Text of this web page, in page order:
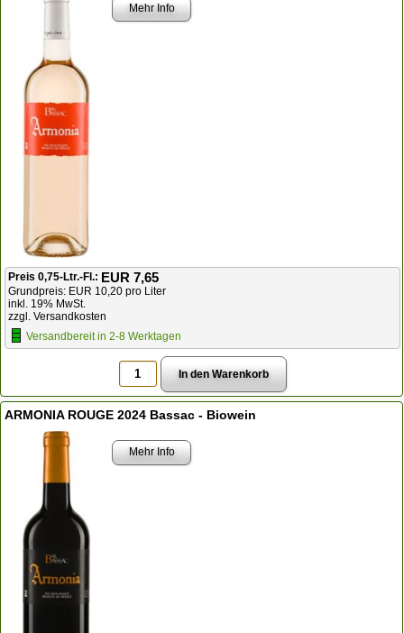
Mehr Info
Preis 0,75-Ltr.-Fl.: EUR 7,65
Grundpreis: EUR 10,20 pro Liter
inkl. 19% MwSt.
zzgl. Versandkosten
Versandbereit in 2-8 Werktagen
ARMONIA ROUGE 2024 Bassac - Biowein
Mehr Info